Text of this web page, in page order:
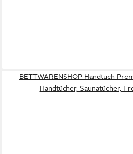
BETTWARENSHOP Handtuch
Handtücher, Saunatücher,